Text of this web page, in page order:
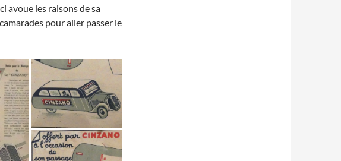
avoue les raisons de sa
pour aller passer le